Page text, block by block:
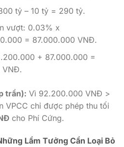
tỷ – 10 tỷ = 290 tỷ.
vượt: 0.03% x
= 87.000.000 VNĐ.
+ 87.000.000 =
trần): Vì 92.200.000 VNĐ >
VPCC chỉ được phép thu tối
cho Phí Cứng.
Lầm Tưởng Cần Loại Bỏ